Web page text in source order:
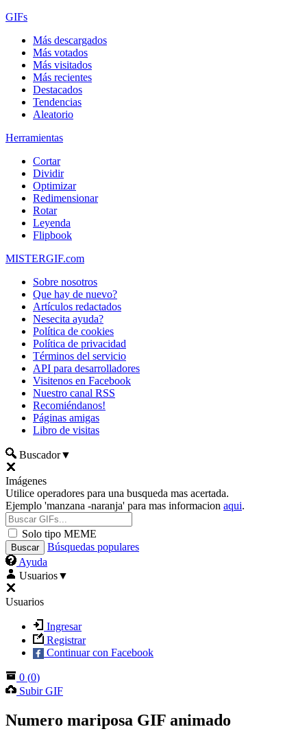
GIFs
Más descargados
Más votados
Más visitados
Más recientes
Destacados
Tendencias
Aleatorio
Herramientas
Cortar
Dividir
Optimizar
Redimensionar
Rotar
Leyenda
Flipbook
MISTERGIF.com
Sobre nosotros
Que hay de nuevo?
Artículos redactados
Nesecita ayuda?
Política de cookies
Política de privacidad
Términos del servicio
API para desarrolladores
Visitenos en Facebook
Nuestro canal RSS
Recomiéndanos!
Páginas amigas
Libro de visitas
Buscador▼
Imágenes
Utilice operadores para una busqueda mas acertada.
Ejemplo 'manzana -naranja' para mas informacion aqui.
Solo tipo MEME
Búsquedas populares
Ayuda
Usuarios▼
Usuarios
Ingresar
Registrar
Continuar con Facebook
0 (0)
Subir GIF
Numero mariposa GIF animado